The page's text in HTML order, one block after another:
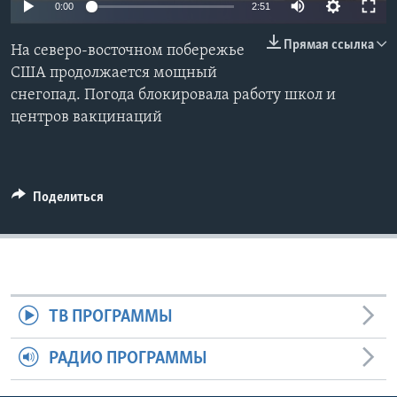
СОЦИАЛЬНЫЕ СЕТИ
0:00 2:51
Прямая ссылка
На северо-восточном побережье
США продолжается мощный
снегопад. Погода блокировала работу школ и
центров вакцинаций
Поделиться
ТВ ПРОГРАММЫ
РАДИО ПРОГРАММЫ